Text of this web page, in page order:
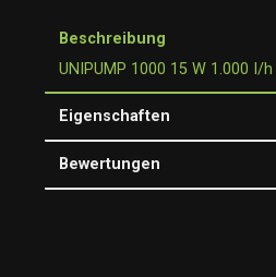
Beschreibung
UNIPUMP 1000 15 W 1.000 I/h
Eigenschaften
Bewertungen